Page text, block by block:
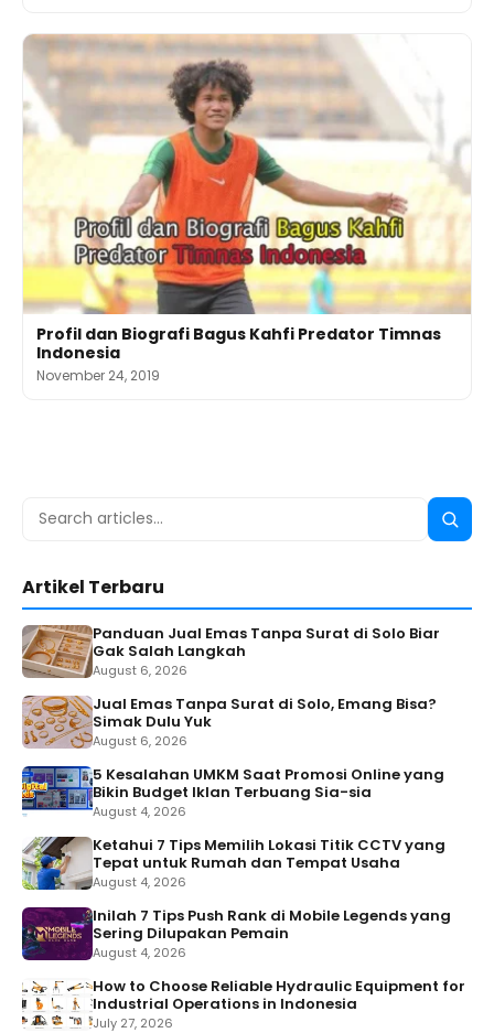
Profil dan Biografi Bagus Kahfi Predator Timnas
Indonesia
November 24, 2019
Search
Search
Artikel Terbaru
Panduan Jual Emas Tanpa Surat di Solo Biar
Gak Salah Langkah
August 6, 2026
Jual Emas Tanpa Surat di Solo, Emang Bisa?
Simak Dulu Yuk
August 6, 2026
5 Kesalahan UMKM Saat Promosi Online yang
Bikin Budget Iklan Terbuang Sia-sia
August 4, 2026
Ketahui 7 Tips Memilih Lokasi Titik CCTV yang
Tepat untuk Rumah dan Tempat Usaha
August 4, 2026
Inilah 7 Tips Push Rank di Mobile Legends yang
Sering Dilupakan Pemain
August 4, 2026
How to Choose Reliable Hydraulic Equipment for
Industrial Operations in Indonesia
July 27, 2026